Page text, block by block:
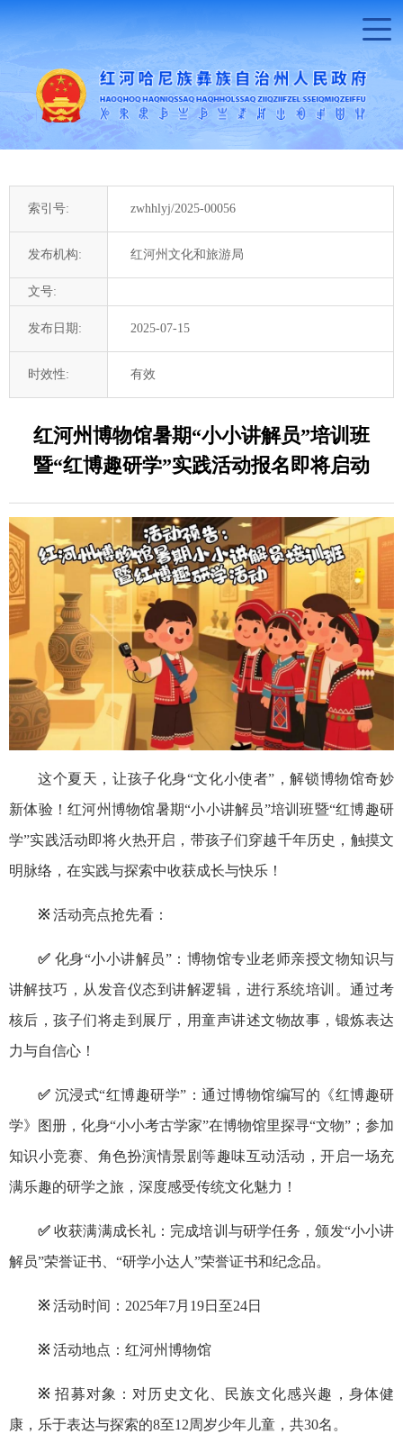
索引号: zwhhlyj/2025-00056
发布机构: 红河州文化和旅游局
文号:
发布日期: 2025-07-15
时效性: 有效
红河州博物馆暑期“小小讲解员”培训班
暨“红博趣研学”实践活动报名即将启动
这个夏天，让孩子化身“文化小使者”，解锁博物馆奇妙
新体验！红河州博物馆暑期“小小讲解员”培训班暨“红博趣研
学”实践活动即将火热开启，带孩子们穿越千年历史，触摸文
明脉络，在实践与探索中收获成长与快乐！
※ 活动亮点抢先看：
✅ 化身“小小讲解员”：博物馆专业老师亲授文物知识与
讲解技巧，从发音仪态到讲解逻辑，进行系统培训。通过考
核后，孩子们将走到展厅，用童声讲述文物故事，锻炼表达
力与自信心！
✅ 沉浸式“红博趣研学”：通过博物馆编写的《红博趣研
学》图册，化身“小小考古学家”在博物馆里探寻“文物”；参加
知识小竞赛、角色扮演情景剧等趣味互动活动，开启一场充
满乐趣的研学之旅，深度感受传统文化魅力！
✅ 收获满满成长礼：完成培训与研学任务，颁发“小小讲
解员”荣誉证书、“研学小达人”荣誉证书和纪念品。
※ 活动时间：2025年7月19日至24日
※ 活动地点：红河州博物馆
※ 招募对象：对历史文化、民族文化感兴趣，身体健
康，乐于表达与探索的8至12周岁少年儿童，共30名。